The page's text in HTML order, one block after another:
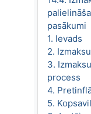
pasākumi
1. Ievads
2.
3.
process
4.
5.